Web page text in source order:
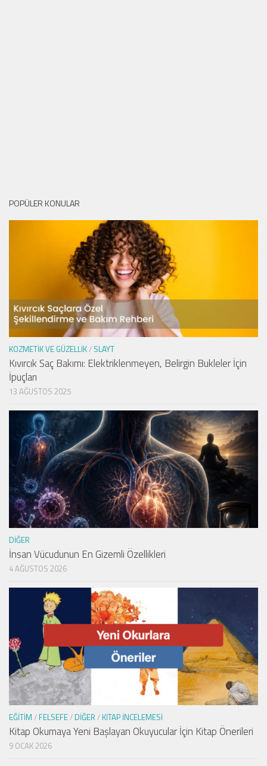
POPÜLER KONULAR
KOZMETIK VE GÜZELLIK/ SLAYT
Kıvırcık Saç Bakımı: Elektriklenmeyen, Belirgin Bukleler İçin
İpuçları
13 AĞUSTOS 2025
DIĞER
İnsan Vücudunun En Gizemli Özellikleri
4 AĞUSTOS 2026
EĞITIM / FELSEFE/ DIĞER / KITAP İNCELEMESI
Kitap Okumaya Yeni Başlayan Okuyucular İçin Kitap Önerileri
9 OCAK 2026